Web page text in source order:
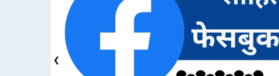
❮